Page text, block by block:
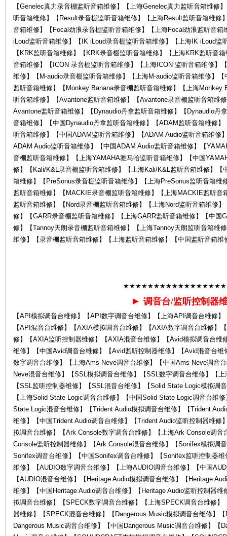
【Genelec真力录音棚监听音箱维修】【上海Genelec真力监听音箱维修
听音箱维修】【Result录音棚监听音箱维修】【上海Result监听音箱维修
音箱维修】【Focal劲浪录音棚监听音箱维修】【上海Focal劲浪监听音
iLoud监听音箱维修】【IK iLoud录音棚监听音箱维修】【上海IK iLoud监
【KRK监听音箱维修】【KRK录音棚监听音箱维修】【上海KRK监听音
音箱维修】【ICON 录音棚监听音箱维修】【上海ICON 监听音箱维修】
维修】【M-audio录音棚监听音箱维修】【上海M-audio监听音箱维修】
监听音箱维修】【Monkey Banana录音棚监听音箱维修】【上海
听音箱维修】【Avantone监听音箱维修】【Avantone录音棚监听音箱维
Avantone监听音箱维修】【Dynaudio丹拿监听音箱维修】【Dynaudio丹
音箱维修】【中国Dynaudio丹拿监听音箱维修】【ADAM监听音箱维修
听音箱维修】【中国ADAM监听音箱维修】【ADAM Audio监听音箱维修
ADAM Audio监听音箱维修】【中国ADAM Audio监听音箱维修】【
音棚监听音箱维修】【上海YAMAHA雅马哈监听音箱维修】【中国
修】【Kali/K&L录音棚监听音箱维修】【上海Kali/K&L监听音箱维修】
箱维修】【PreSonus录音棚监听音箱维修】【上海PreSonus监听音箱
监听音箱维修】【MACKIE录音棚监听音箱维修】【上海MACKIE监听
监听音箱维修】【Nord录音棚监听音箱维修】【上海Nord监听音箱维修
修】【GARR录音棚监听音箱维修】【上海GARR监听音箱维修】【中国
修】【Tannoy天朗录音棚监听音箱维修】【上海Tannoy天朗监听音箱维
维修】【录音棚监听音箱维修】【上海监听音箱维修】【中国监听音箱维
► 调音台/监听控制器
【API模拟调音台维修】【API数字调音台维修】【上海API调音台维修
【API混音台维修】【AXIA模拟调音台维修】【AXIA数字调音台维修】
修】【AXIA监听控制器维修】【AXIA混音台维修】【Avid模拟调音台维
维修】【中国Avid调音台维修】【Avid监听控制器维修】【Avid混音台
数字调音台维修】【上海Ams Neve调音台维修】【中国Ams Neve调音
Neve混音台维修】【SSL模拟调音台维修】【SSL数字调音台维修】【
【SSL监听控制器维修】【SSL混音台维修】【Solid State Logic模拟调
【上海Solid State Logic调音台维修】【中国Solid State Logic调音台维
State Logic混音台维修】【Trident Audio模拟调音台维修】【Trident
维修】【中国Trident Audio调音台维修】【Trident Audio监听控制器维修
拟调音台维修】【Ark Console数字调音台维修】【上海Ark Console调
Console监听控制器维修】【Ark Console混音台维修】【Sonifex模拟调
Sonifex调音台维修】【中国Sonifex调音台维修】【Sonifex监听控制器
维修】【AUDIO数字调音台维修】【上海AUDIO调音台维修】【中国
【AUDIO混音台维修】【Heritage Audio模拟调音台维修】【Heritage
维修】【中国Heritage Audio调音台维修】【Heritage Audio监听控制器
拟调音台维修】【SPECK数字调音台维修】【上海SPECK调音台维修
器维修】【SPECK混音台维修】【Dangerous Music模拟调音台维修】
Dangerous Music调音台维修】【中国Dangerous Music调音台维修】【